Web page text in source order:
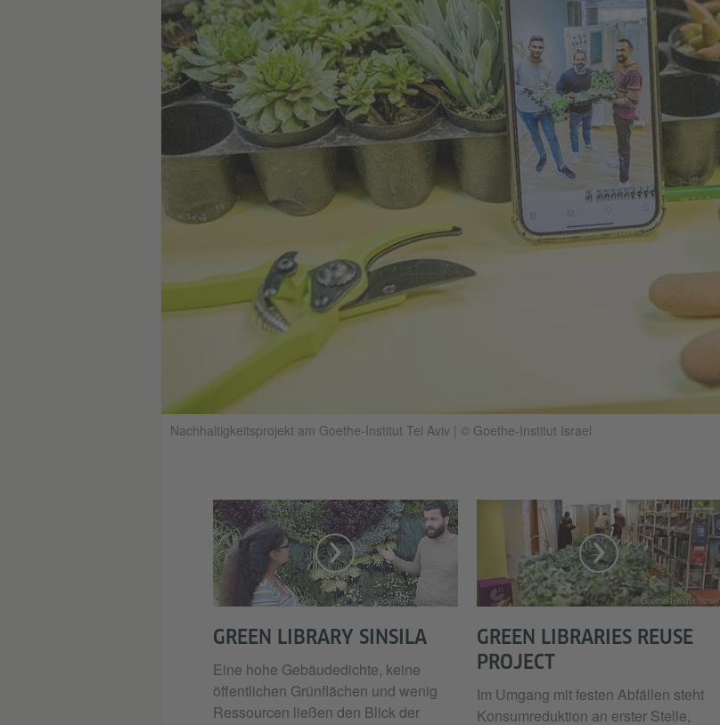
Nachhaltigkeitsprojekt am Goethe-Institut Tel Aviv | © Goethe-Institut Israel
© Goethe-Institut Israel
GREEN LIBRARY SINSILA
Eine hohe Gebäudedichte, keine
öffentlichen Grünflächen und wenig
Ressourcen ließen den Blick der
© Goethe-Institut Israel
GREEN LIBRARIES REUSE
PROJECT
Im Umgang mit festen Abfällen steht
Konsumreduktion an erster Stelle,